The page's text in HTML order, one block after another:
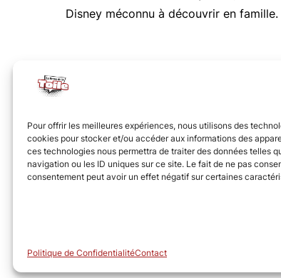
Pour offrir les meilleures expériences, nous utilisons des
cookies pour stocker et/ou accéder aux informations des
ces technologies nous permettra de traiter des données telles
navigation ou les ID uniques sur ce site. Le fait de ne pas
consentement peut avoir un effet négatif sur certaines
Politique de ConfidentialitéContact
Disney méconnu à découvrir en famille.
Nous vous invitons à rejoindre la